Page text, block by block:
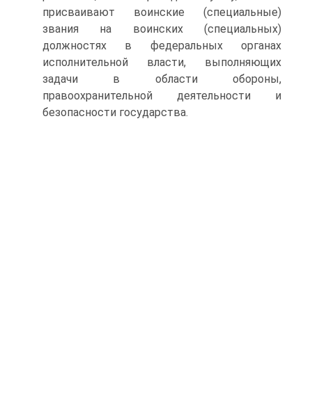
присваивают воинские (специальные)
звания на воинских (специальных)
должностях в федеральных органах
исполнительной власти, выполняющих
задачи в области обороны,
правоохранительной деятельности и
безопасности государства.